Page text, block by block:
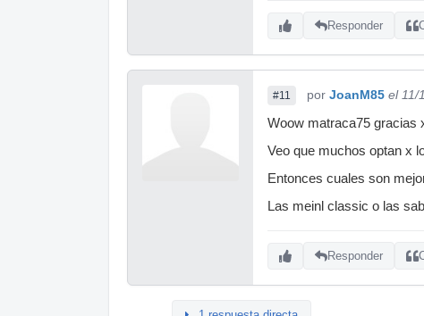
Responder
#11 por JoanM85 el 11/
Woow matraca75 gracias
Veo que muchos optan x
Entonces cuales son
Las meinl classic o las
Responder